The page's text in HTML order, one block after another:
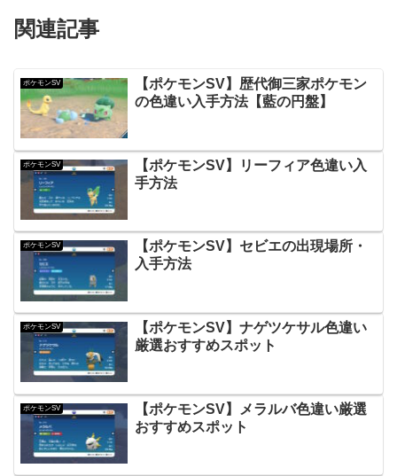
関連記事
ポケモンSV
【ポケモンSV】歴代御三家ポケモン
の色違い入手方法【藍の円盤】
ポケモンSV
【ポケモンSV】リーフィア色違い入
手方法
ポケモンSV
【ポケモンSV】セビエの出現場所・
入手方法
ポケモンSV
【ポケモンSV】ナゲツケサル色違い
厳選おすすめスポット
ポケモンSV
【ポケモンSV】メラルバ色違い厳選
おすすめスポット